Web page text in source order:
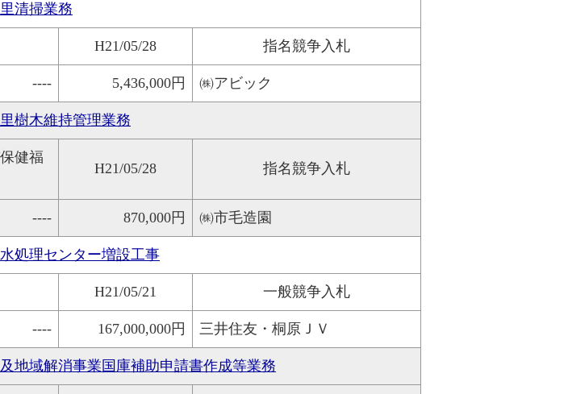
清掃業務
H21/05/28 指名競争入札
---- 5,436,000円 ㈱アビック
樹木維持管理業務
健福
H21/05/28 指名競争入札
---- 870,000円 ㈱市毛造園
処理センター増設工事
H21/05/21 一般競争入札
---- 167,000,000円 三井住友・桐原ＪＶ
地域解消事業国庫補助申請書作成等業務